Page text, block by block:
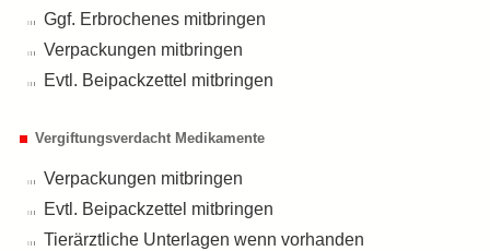
Ggf. Erbrochenes mitbringen
Verpackungen mitbringen
Evtl. Beipackzettel mitbringen
Vergiftungsverdacht Medikamente
Verpackungen mitbringen
Evtl. Beipackzettel mitbringen
Tierärztliche Unterlagen wenn vorhanden